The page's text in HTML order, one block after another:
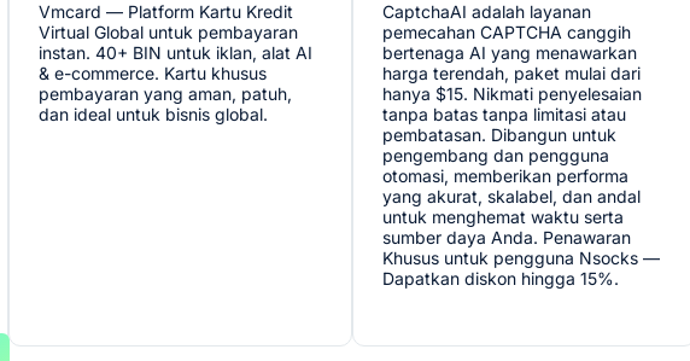
Vmcard — Platform Kartu Kredit
Virtual Global untuk pembayaran
instan. 40+ BIN untuk iklan, alat AI
& e-commerce. Kartu khusus
pembayaran yang aman, patuh,
dan ideal untuk bisnis global.
CaptchaAI adalah layanan
pemecahan CAPTCHA canggih
bertenaga AI yang menawarkan
harga terendah, paket mulai dari
hanya $15. Nikmati penyelesaian
tanpa batas tanpa limitasi atau
pembatasan. Dibangun untuk
pengembang dan pengguna
otomasi, memberikan performa
yang akurat, skalabel, dan andal
untuk menghemat waktu serta
sumber daya Anda. Penawaran
Khusus untuk pengguna Nsocks —
Dapatkan diskon hingga 15%.